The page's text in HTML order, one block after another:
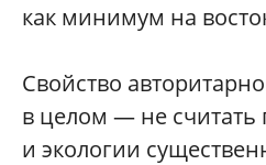
как минимум на
Свойство
в целом — не
и экологии